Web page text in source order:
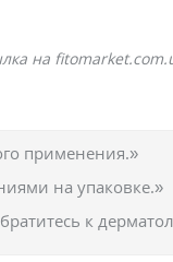
на
применения.»
на упаковке.»
к